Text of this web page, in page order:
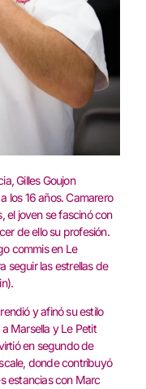
‬Gilles Goujon
los 16‭ ‬años‭. ‬Camarero
‬el joven se fascinó con
de ello su profesión‭.‬‭
commis en Le
seguir las estrellas de
y afinó su estilo
Marsella y Le Petit‭
en segundo de
‬donde contribuyó
estancias con Marc